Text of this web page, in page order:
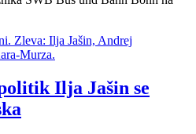
Ilja Jašin se